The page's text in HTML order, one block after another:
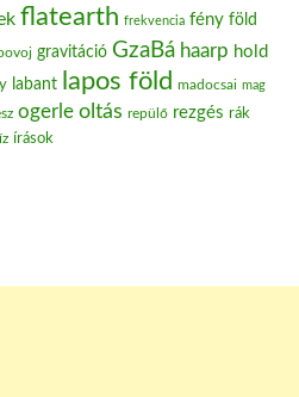
flatearth frekvencia fény föld
gravitáció GzaBá haarp hold
labant lapos föld madocsai mag
ogerle oltás repülő rezgés rák
írások